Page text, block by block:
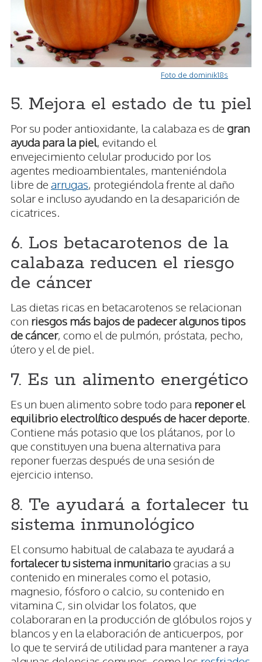
Foto de dominik18s
5. Mejora el estado de tu piel
Por su poder antioxidante, la calabaza es de gran
ayuda para la piel, evitando el
envejecimiento celular producido por los
agentes medioambientales, manteniéndola
libre de arrugas, protegiéndola frente al daño
solar e incluso ayudando en la desaparición de
cicatrices.
6. Los betacarotenos de la
calabaza reducen el riesgo
de cáncer
Las dietas ricas en betacarotenos se relacionan
con riesgos más bajos de padecer algunos tipos
de cáncer, como el de pulmón, próstata, pecho,
útero y el de piel.
7. Es un alimento energético
Es un buen alimento sobre todo para reponer el
equilibrio electrolítico después de hacer deporte
Contiene más potasio que los plátanos, por lo
que constituyen una buena alternativa para
reponer fuerzas después de una sesión de
ejercicio intenso.
8. Te ayudará a fortalecer tu
sistema inmunológico
El consumo habitual de calabaza te ayudará a
fortalecer tu sistema inmunitariogracias a su
contenido en minerales como el potasio,
magnesio, fósforo o calcio, su contenido en
vitamina C, sin olvidar los folatos, que
colaboraran en la producción de glóbulos rojos y
blancos y en la elaboración de anticuerpos, por
lo que te servirá de utilidad para mantener a raya